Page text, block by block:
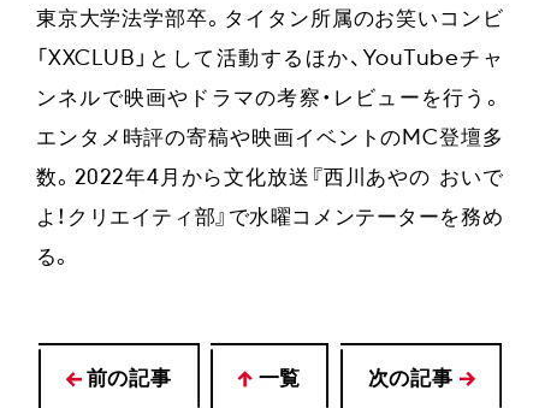
東京大学法学部卒。タイタン所属のお笑いコンビ
「XXCLUB」として活動するほか、YouTubeチャ
ンネルで映画やドラマの考察・レビューを行う。
エンタメ時評の寄稿や映画イベントのMC登壇多
数。2022年4月から文化放送『西川あやの おいで
よ！クリエイティ部』で水曜コメンテーターを務め
る。
前の記事 一覧 次の記事